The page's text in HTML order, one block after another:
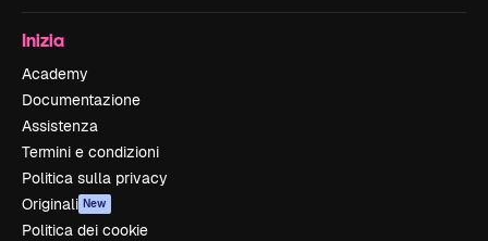
Inizia
Academy
Documentazione
Assistenza
Termini e condizioni
Politica sulla privacy
Originali New
Politica dei cookie